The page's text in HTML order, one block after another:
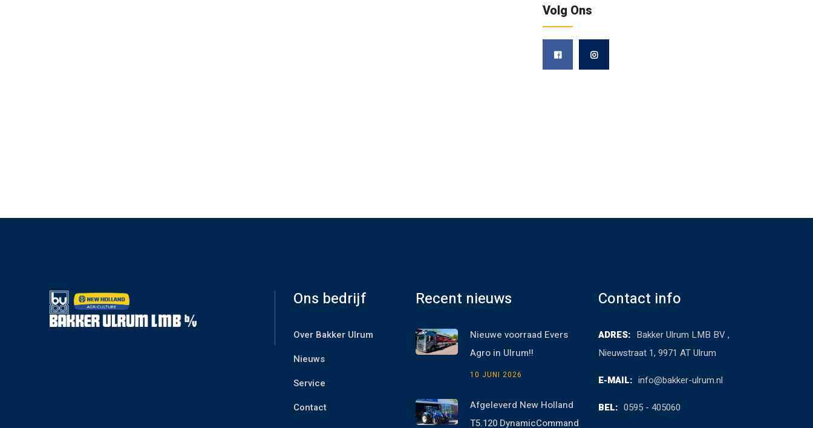
Volg Ons
Ons bedrijf
Over Bakker Ulrum
Nieuws
Service
Contact
Recent nieuws
Nieuwe voorraad Evers
Agro in Ulrum!!
10 JUNI 2026
Afgeleverd New Holland
T5.120 DynamicCommand
Contact info
ADRES: Bakker Ulrum LMB BV ,
Nieuwstraat 1, 9971 AT Ulrum
E-MAIL: info@bakker-ulrum.nl
BEL: 0595 - 405060